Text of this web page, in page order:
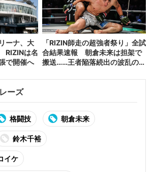
ーナ、大
RIZINは名
で開催へ
「RIZIN師走の超強者祭り」全試
合結果速報 朝倉未来は担架で
搬送……王者陥落続出の波乱の展
ーズ
格闘技 朝倉未来
鈴木千裕
イケ